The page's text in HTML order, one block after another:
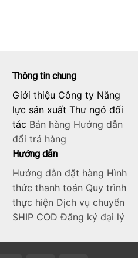
Thông tin chung
Giới thiệu Công ty Năng
lực sản xuất Thư ngỏ đối
tác Bán hàng Hướng dẫn
đổi trả hàng
Hướng dẫn
Hướng dẫn đặt hàng Hình
thức thanh toán Quy trình
thực hiện Dịch vụ chuyển
SHIP COD Đăng ký đại lý